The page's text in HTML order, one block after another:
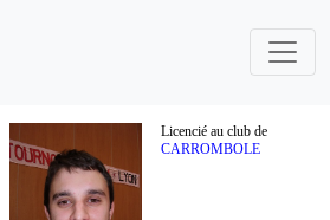
Licencié au club de
CARROMBOLE